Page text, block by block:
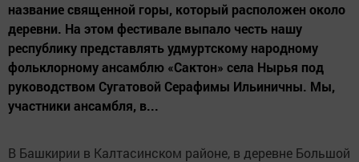
название священной горы, который расположен около
деревни. На этом фестивале выпало честь нашу
республику представлять удмуртскому народному
фольклорному ансамблю «Сактон» села Нырья под
руководством Сугатовой Серафимы Ильиничны. Мы,
участники ансамбля, в...
В Башкирии в Калтасинском районе, в деревне Большой